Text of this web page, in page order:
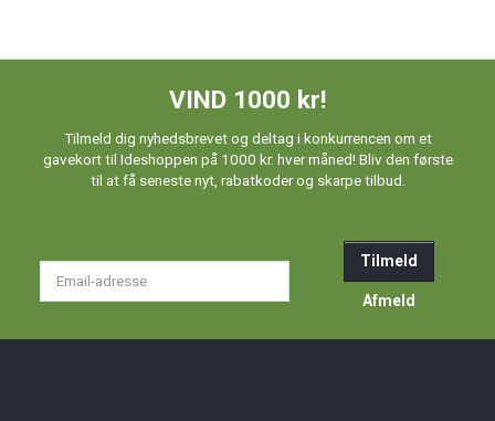
VIND 1000 kr!
Tilmeld dig nyhedsbrevet og deltag i konkurrencen om et
gavekort til Ideshoppen på 1000 kr. hver måned! Bliv den første
til at få seneste nyt, rabatkoder og skarpe tilbud.
Tilmeld
Afmeld